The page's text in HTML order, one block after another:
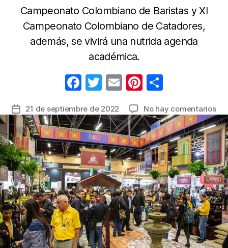
Campeonato Colombiano de Baristas y XI
Campeonato Colombiano de Catadores,
además, se vivirá una nutrida agenda
académica.
F
c
e
b
o
o
k
T
itt
er
E
ail
Pi
er
e
st
m
p
ar
tir
Fecha
de
la
entrada
21 de septiembre de 2022 No hay comentariosen
del
y
el
de
de
en